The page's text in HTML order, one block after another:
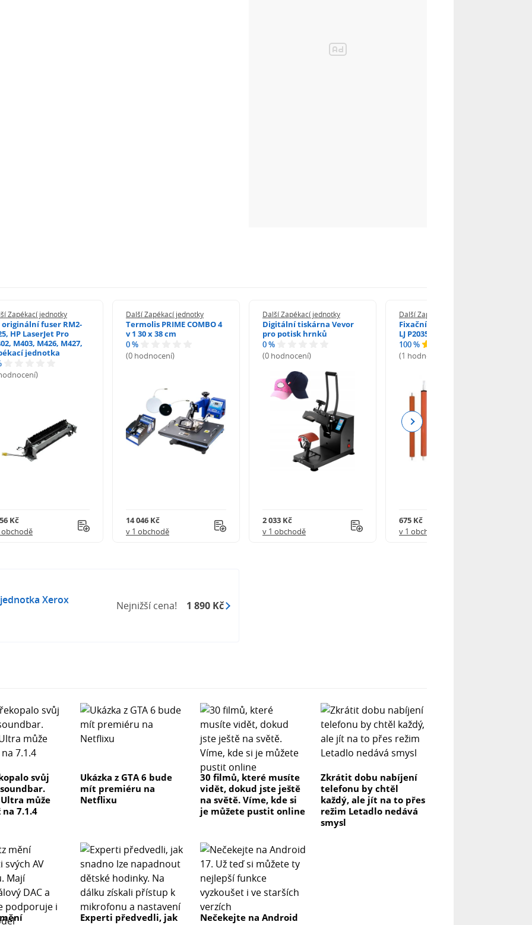
Zapékací jednotky
originální fuser RM2-
HP LaserJet Pro
M403, M426, M427,
jednotka
Kč
obchodě
Další Zapékací jednotky
Termolis PRIME COMBO 4
v 1 30 x 38 cm
0 %
(0 hodnocení)
14 046 Kč
v 1 obchodě
Další Zapékací jednotky
Digitální tiskárna Vevor
pro potisk hrnků
0 %
(0 hodnocení)
2 033 Kč
v 1 obchodě
Další Zapékací jednotky
Fixační válec dolní pro HP
LJ P2035, P2055dn
100 %
(1 hodnocení)
675 Kč
v 1 obchodě
Next
Xerox
Nejnižší cena! 1 890 Kč
svůj
může
7.1.4
Ukázka z GTA 6 bude
mít premiéru na
Netflixu
30 filmů, které musíte
vidět, dokud jste ještě
na světě. Víme, kde si
je můžete pustit online
Zkrátit dobu nabíjení
telefonu by chtěl
každý, ale jít na to přes
režim Letadlo nedává
smysl
Experti předvedli, jak
Nečekejte na Android